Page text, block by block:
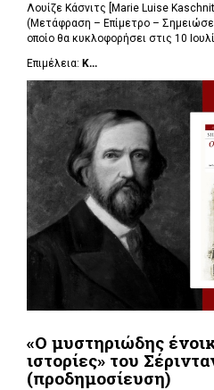
Λουίζε Κάσνιτς [Marie Luise
(Μετάφραση – Επίμετρο –
οποίο θα κυκλοφορήσει στις 10
Επιμέλεια: Κ...
«Ο μυστηριώδης
ιστορίες» του
(προδημοσίευση)